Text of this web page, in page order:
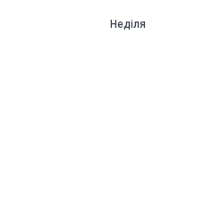
Неділя